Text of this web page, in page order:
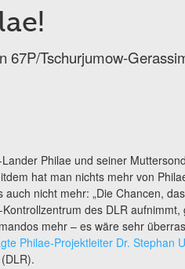
67P/Tschurjumow-
Philae und seiner
hat man nichts mehr von
nicht mehr: „Die Chancen,
des DLR aufnimmt,
mehr – es wäre sehr
Philae-Projektleiter Dr. Stephan